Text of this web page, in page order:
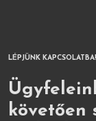
LÉPJÜNK KAPCSOLATBA!
követően